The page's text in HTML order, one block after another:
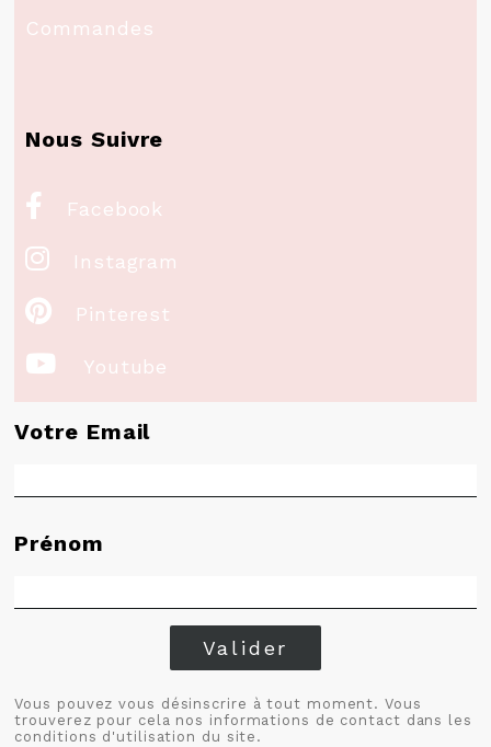
Commandes
Nous Suivre
 Facebook
 Instagram
 Pinterest
 Youtube
Votre Email
Prénom
Valider
Vous pouvez vous désinscrire à tout moment. Vous
trouverez pour cela nos informations de contact dans les
conditions d'utilisation du site.